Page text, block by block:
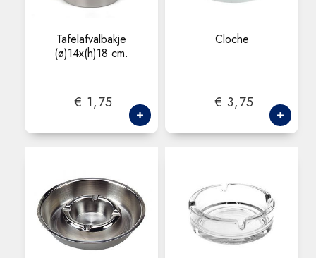
Tafelafvalbakje
(ø)14x(h)18 cm.
€ 1,75
Cloche
€ 3,75